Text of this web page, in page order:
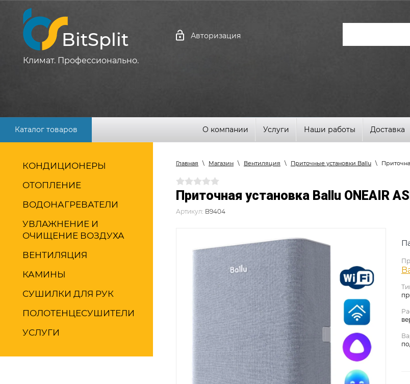
BitSplit
Климат. Профессионально.
Авторизация
Каталог товаров О компании Услуги Наши работы Доставка
КОНДИЦИОНЕРЫ
ОТОПЛЕНИЕ
ВОДОНАГРЕВАТЕЛИ
УВЛАЖНЕНИЕ И
ОЧИЩЕНИЕ ВОЗДУХА
ВЕНТИЛЯЦИЯ
КАМИНЫ
СУШИЛКИ ДЛЯ РУК
ПОЛОТЕНЦЕСУШИТЕЛИ
УСЛУГИ
Главная \ Магазин \ Вентиляция \ Приточные установки Ballu \
Приточная установка Ballu ONEAIR
Артикул: B9404